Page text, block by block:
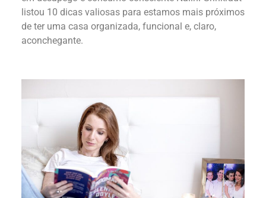
listou 10 dicas valiosas para estamos mais próximos
de ter uma casa organizada, funcional e, claro,
aconchegante.